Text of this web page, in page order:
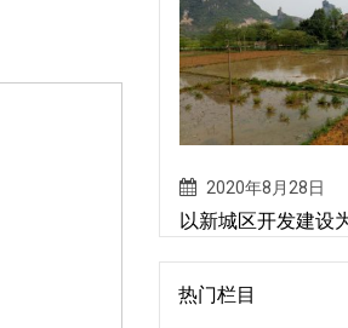
2020年8月28日
以新城区开发建设
热门栏目